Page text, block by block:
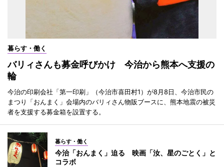
暮らす・働く
バリィさんも募金呼びかけ 今治から熊本へ支援の
輪
今治の印刷会社「第一印刷」（今治市喜田村1）が8月8日、今治市民の
まつり「おんまく」会場内のバリィさん物販ブースに、熊本地震の被災
者を支援する募金箱を設置する。
暮らす・働く
今治「おんまく」迫る 映画「汝、星のごとく」と
コラボ